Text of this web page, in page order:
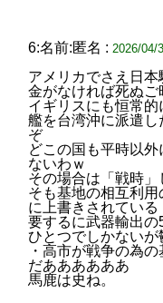
6:名前:匿名 : 2026/04/
アメリカでさえ日
金がなければ死ぬご
イギリスにも恒常
艦を台湾沖に派遣
ぞ
どこの国も平時以
ないわｗ
その場合は「戦時
そも基地の相互利
に上書きされている
要するに武器輸出
ひとつでしかないが
・高市が戦争の為
だああああああ
馬鹿は史ね。